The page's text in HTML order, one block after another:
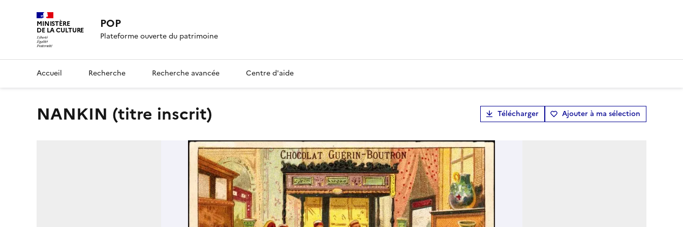
MINISTÈRE
DE LA CULTURE POP
Plateforme ouverte du patrimoine
Accueil Recherche Recherche avancée Centre d'aide
NANKIN (titre inscrit) Télécharger Ajouter à ma sélection